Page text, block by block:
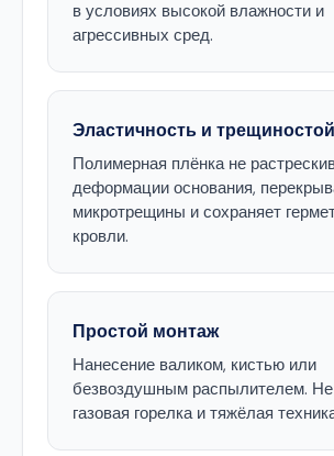
в условиях высокой влажности и
агрессивных сред.
Эластичность и
Полимерная плёнка не
деформации основания,
микротрещины и сохраняет
кровли.
Простой монтаж
Нанесение валиком, кистью или
безвоздушным распылителем. Не
газовая горелка и тяжёлая